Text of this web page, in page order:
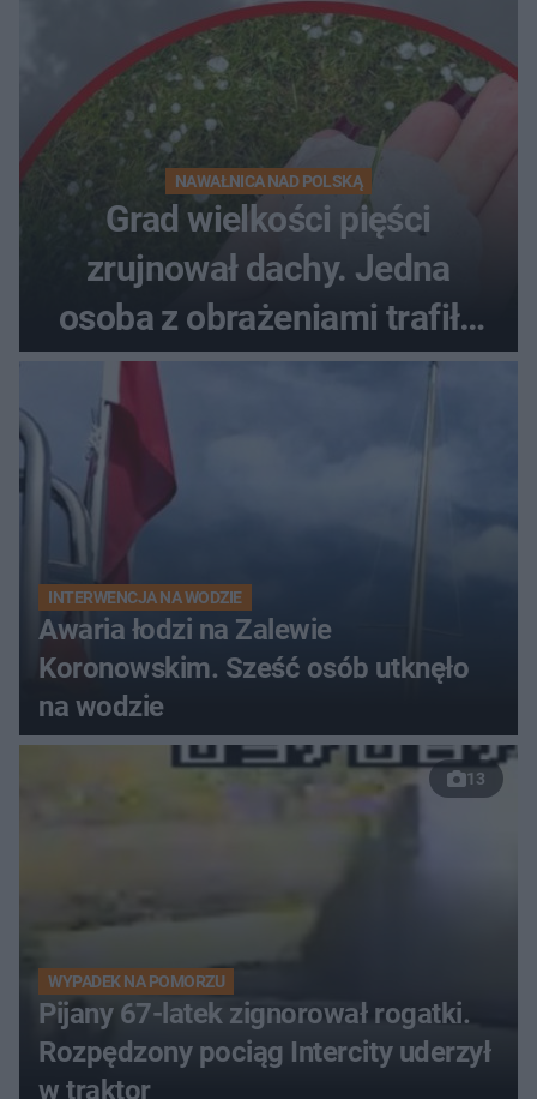
NAWAŁNICA NAD POLSKĄ
Grad wielkości pięści
zrujnował dachy. Jedna
osoba z obrażeniami trafiła
do szpitala
INTERWENCJA NA WODZIE
Awaria łodzi na Zalewie
Koronowskim. Sześć osób utknęło
na wodzie
13
WYPADEK NA POMORZU
Pijany 67-latek zignorował rogatki.
Rozpędzony pociąg Intercity uderzył
w traktor